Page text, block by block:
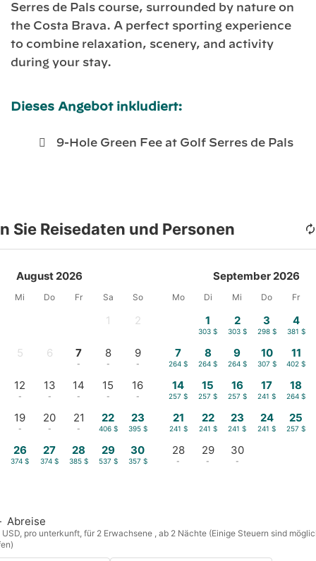
Serres de Pals course, surrounded by nature on
the Costa Brava. A perfect sporting experience
to combine relaxation, scenery, and activity
during your stay.
Dieses Angebot inkludiert:
9-Hole Green Fee at Golf Serres de Pals
Sie Reisedaten und Personen
August 2026
Mi Do Fr Sa So
1 2
5 6 7
-
8
-
9
-
12
-
13
-
14
-
15
-
16
-
19
-
20
-
21
-
22
406 $
23
395 $
26
374 $
27
374 $
28
385 $
29
537 $
30
357 $
September 2026
Mo Di Mi Do Fr
1
303 $
2
303 $
3
298 $
4
381 $
7
264 $
8
264 $
9
264 $
10
307 $
11
402 $
14
257 $
15
257 $
16
257 $
17
241 $
18
264 $
21
241 $
22
241 $
23
241 $
24
241 $
25
257 $
28
-
29
-
30
-
Abreise
pro unterkunft, für 2 Erwachsene , ab 2 Nächte (Einige Steuern sind